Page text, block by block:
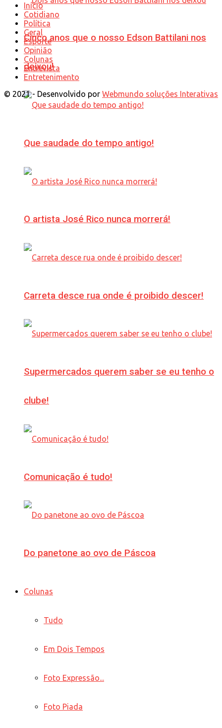
Cinco anos que o nosso Edson Battilani nos
deixou!
Que saudade do tempo antigo!
O artista José Rico nunca morrerá!
Carreta desce rua onde é proibido descer!
Supermercados querem saber se eu tenho o
clube!
Comunicação é tudo!
Do panetone ao ovo de Páscoa
Colunas
Tudo
Em Dois Tempos
Foto Expressão...
Foto Piada
Início
Cotidiano
Política
Geral
Esporte
Opinião
Colunas
Entrevista
Entretenimento
© 2021 - Desenvolvido por Webmundo soluções Interativas